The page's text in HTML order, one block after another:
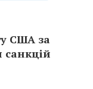
США за
санкцій